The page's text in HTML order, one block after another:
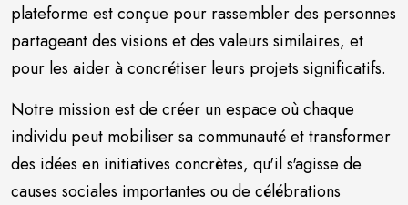
plateforme est conçue pour rassembler des personnes
partageant des visions et des valeurs similaires, et
pour les aider à concrétiser leurs projets significatifs.
Notre mission est de créer un espace où chaque
individu peut mobiliser sa communauté et transformer
des idées en initiatives concrètes, qu'il s'agisse de
causes sociales importantes ou de célébrations